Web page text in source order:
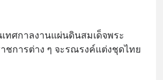
ทศกาลงานแผ่นดินสมเด็จพระ
ชการต่าง ๆ จะรณรงค์แต่งชุดไทย